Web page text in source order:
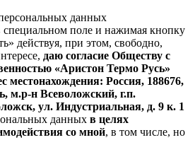
данных
специальном поле и нажимая кнопку
действуя, при этом, свободно,
даю согласие Обществу с
«Аристон Термо Русь»
местонахождения: Россия, 188676,
м.р-н Всеволожский, г.п.
ул. Индустриальная, д. 9 к. 1
данных в целях
со мной, в том числе, но